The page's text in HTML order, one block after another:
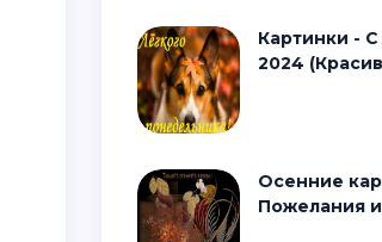
Картинки - С понедельником
2024
Осенние картинки -
Пожелания